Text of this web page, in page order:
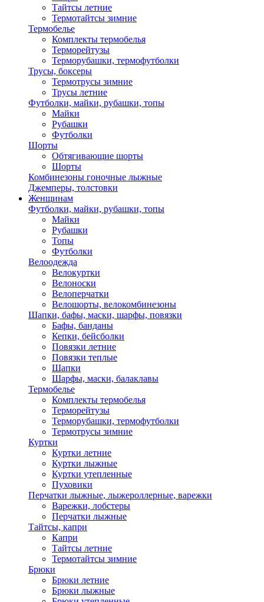
Тайтсы летние
Термотайтсы зимние
Термобелье
Комплекты термобелья
Терморейтузы
Терморубашки, термофутболки
Трусы, боксеры
Термотрусы зимние
Трусы летние
Футболки, майки, рубашки, топы
Майки
Рубашки
Футболки
Шорты
Обтягивающие шорты
Шорты
Комбинезоны гоночные лыжные
Джемперы, толстовки
Женщинам
Футболки, майки, рубашки, топы
Майки
Рубашки
Топы
Футболки
Велоодежда
Велокуртки
Велоноски
Велоперчатки
Велошорты, велокомбинезоны
Шапки, бафы, маски, шарфы, повязки
Бафы, банданы
Кепки, бейсболки
Повязки летние
Повязки теплые
Шапки
Шарфы, маски, балаклавы
Термобелье
Комплекты термобелья
Терморейтузы
Терморубашки, термофутболки
Термотрусы зимние
Куртки
Куртки летние
Куртки лыжные
Куртки утепленные
Пуховики
Перчатки лыжные, лыжероллерные, варежки
Варежки, лобстеры
Перчатки лыжные
Тайтсы, капри
Капри
Тайтсы летние
Термотайтсы зимние
Брюки
Брюки летние
Брюки лыжные